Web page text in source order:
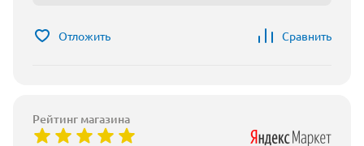
Отложить Сравнить
Рейтинг магазина